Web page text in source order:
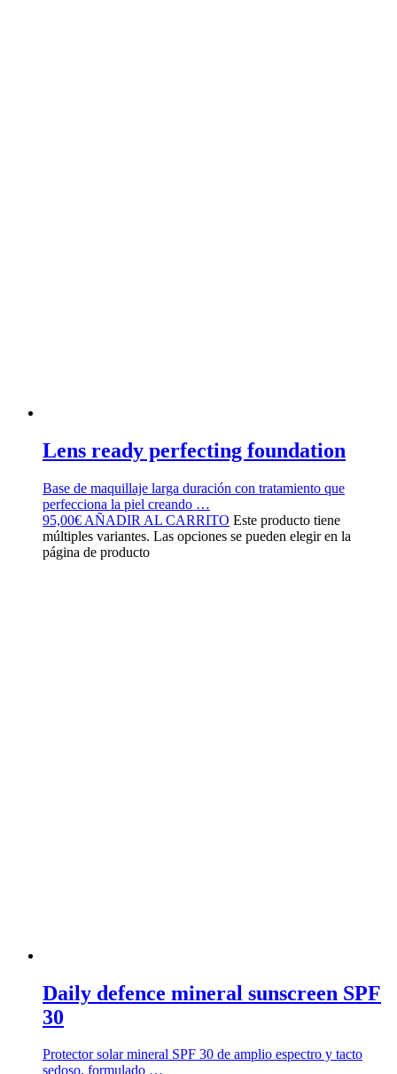
Lens ready perfecting foundation
Base de maquillaje larga duración con tratamiento que
perfecciona la piel creando …
95,00€ AÑADIR AL CARRITO Este producto tiene
múltiples variantes. Las opciones se pueden elegir en la
página de producto
Daily defence mineral sunscreen SPF
30
Protector solar mineral SPF 30 de amplio espectro y tacto
sedoso, formulado …